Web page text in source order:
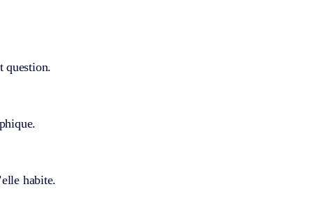
question.
habite.